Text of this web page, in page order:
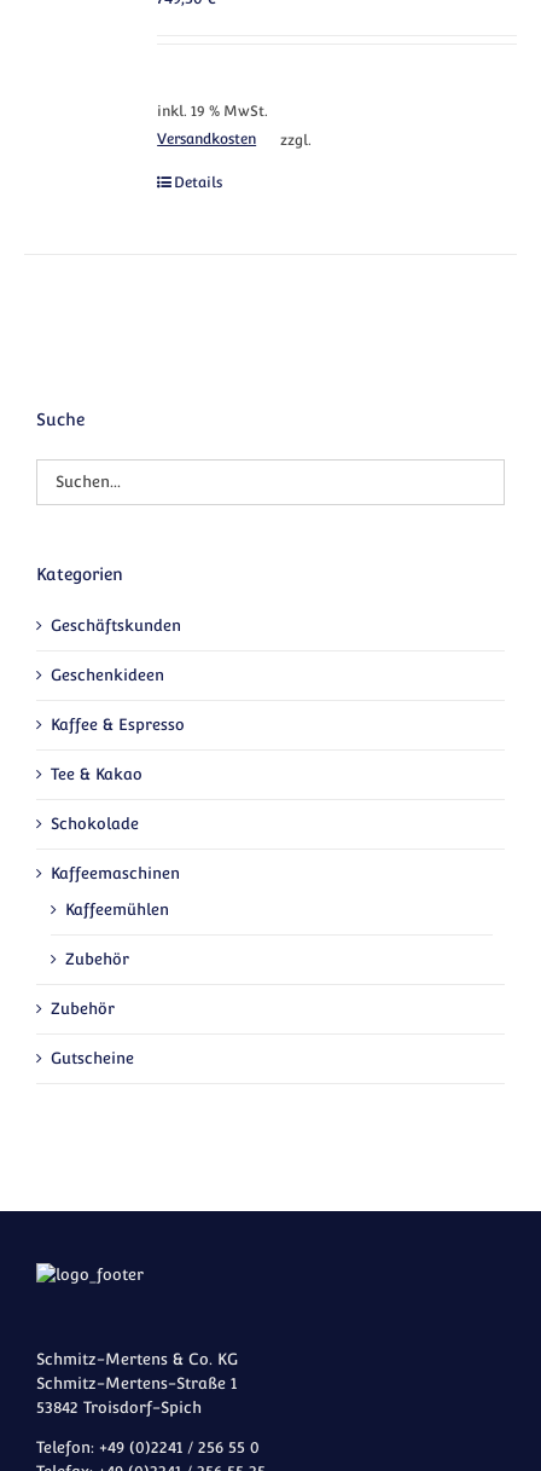
inkl. 19 % MwSt.
zzgl.
Versandkosten
Details
Suche
Kategorien
Geschäftskunden
Geschenkideen
Kaffee & Espresso
Tee & Kakao
Schokolade
Kaffeemaschinen
Kaffeemühlen
Zubehör
Zubehör
Gutscheine
Schmitz-Mertens & Co. KG
Schmitz-Mertens-Straße 1
53842 Troisdorf-Spich
Telefon: +49 (0)2241 / 256 55 0